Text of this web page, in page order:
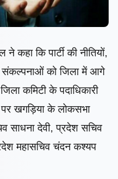
कहा कि पार्टी की नीतियों,
संकल्पनाओं को जिला में आगे
कमिटी के पदाधिकारी
खगड़िया के लोकसभा
साधना देवी, प्रदेश सचिव
महासचिव चंदन कश्यप